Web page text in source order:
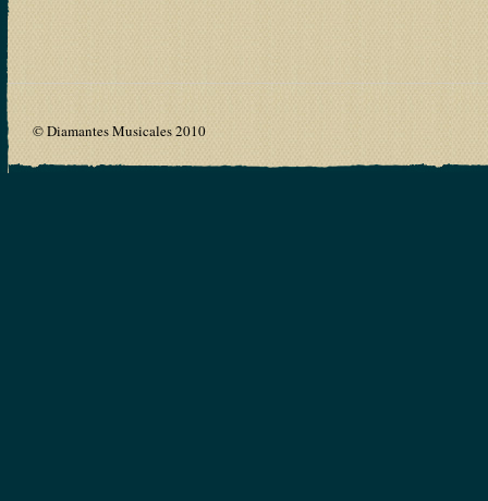
© Diamantes Musicales 2010